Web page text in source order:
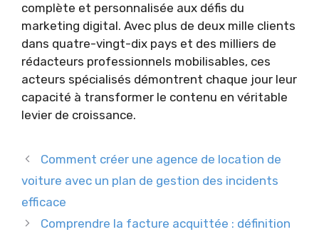
complète et personnalisée aux défis du
marketing digital. Avec plus de deux mille clients
dans quatre-vingt-dix pays et des milliers de
rédacteurs professionnels mobilisables, ces
acteurs spécialisés démontrent chaque jour leur
capacité à transformer le contenu en véritable
levier de croissance.
Comment créer une agence de location de
voiture avec un plan de gestion des incidents
efficace
Comprendre la facture acquittée : définition